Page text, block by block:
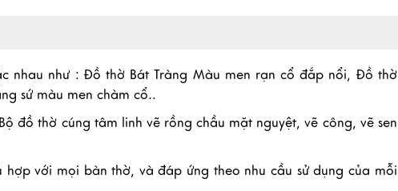
nhau như : Đồ thờ Bát Tràng Màu men rạn cổ đắp nổi, Đồ thờ
sứ màu men chàm cổ..
đồ thờ cúng tâm linh vẽ rồng chầu mặt nguyệt, vẽ công, vẽ sen
với mọi bàn thờ, và đáp ứng theo nhu cầu sử dụng của mỗi